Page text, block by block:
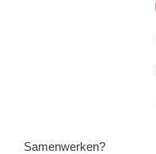
Samenwerken?